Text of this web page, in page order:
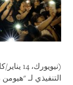
التنفيذي لـ